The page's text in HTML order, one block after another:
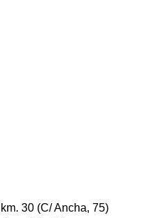
30 (C/ Ancha, 75)